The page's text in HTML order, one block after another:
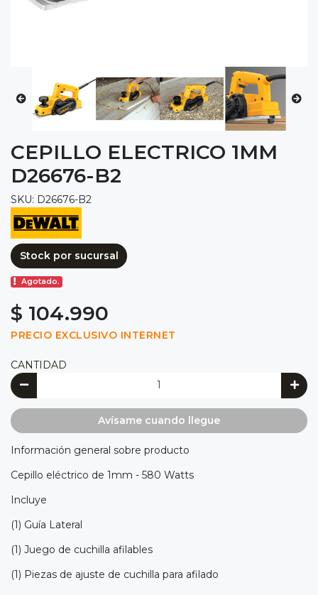
CEPILLO ELECTRICO 1MM
D26676-B2
SKU: D26676-B2
Stock por sucursal
Agotado.
$ 104.990
PRECIO EXCLUSIVO INTERNET
CANTIDAD
Avísame cuando llegue
Información general sobre producto
Cepillo eléctrico de 1mm - 580 Watts
Incluye
(1) Guía Lateral
(1) Juego de cuchilla afilables
(1) Piezas de ajuste de cuchilla para afilado